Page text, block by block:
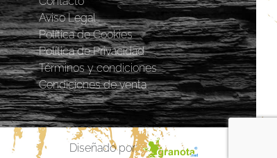
Aviso Legal
Política de Cookies
Política de Privacidad
Términos y condiciones
Condiciones de venta
Diseñado por: